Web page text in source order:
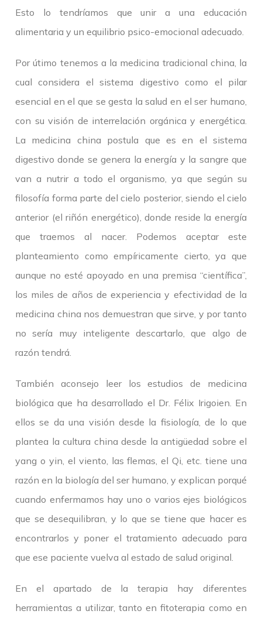
Esto lo tendríamos que unir a una educación
alimentaria y un equilibrio psico-emocional adecuado.
Por útimo tenemos a la medicina tradicional china, la
cual considera el sistema digestivo como el pilar
esencial en el que se gesta la salud en el ser humano,
con su visión de interrelación orgánica y energética.
La medicina china postula que es en el sistema
digestivo donde se genera la energía y la sangre que
van a nutrir a todo el organismo, ya que según su
filosofía forma parte del cielo posterior, siendo el cielo
anterior (el riñón energético), donde reside la energía
que traemos al nacer. Podemos aceptar este
planteamiento como empíricamente cierto, ya que
aunque no esté apoyado en una premisa “científica”,
los miles de años de experiencia y efectividad de la
medicina china nos demuestran que sirve, y por tanto
no sería muy inteligente descartarlo, que algo de
razón tendrá.
También aconsejo leer los estudios de medicina
biológica que ha desarrollado el Dr. Félix Irigoien. En
ellos se da una visión desde la fisiología, de lo que
plantea la cultura china desde la antigüedad sobre el
yang o yin, el viento, las flemas, el Qi, etc. tiene una
razón en la biología del ser humano, y explican porqué
cuando enfermamos hay uno o varios ejes biológicos
que se desequilibran, y lo que se tiene que hacer es
encontrarlos y poner el tratamiento adecuado para
que ese paciente vuelva al estado de salud original.
En el apartado de la terapia hay diferentes
herramientas a utilizar, tanto en fitoterapia como en